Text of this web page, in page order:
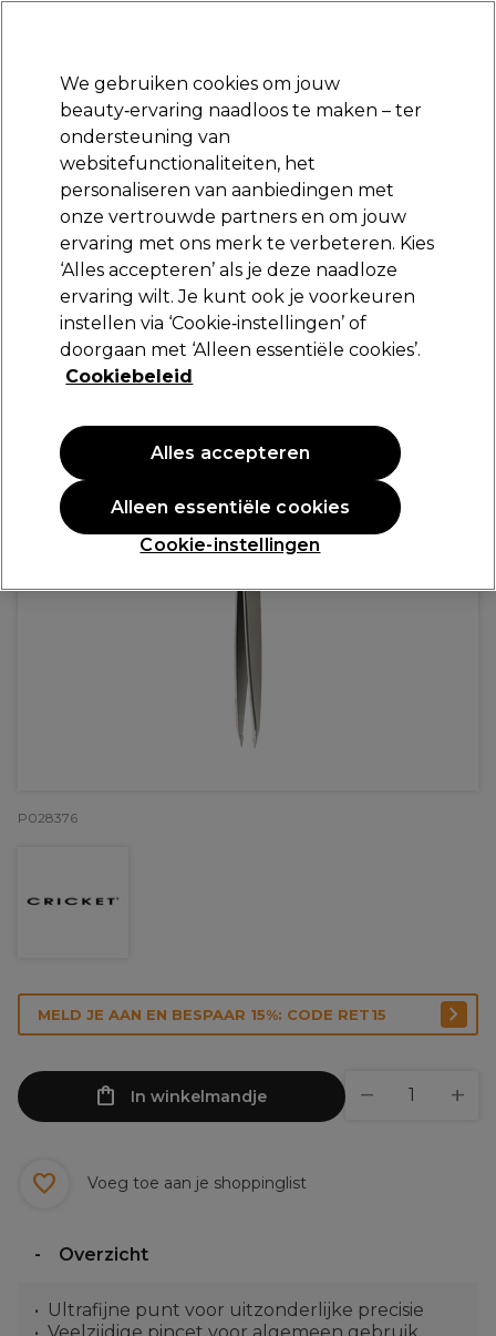
Aanmelden
Merken Deals Haar Elektra
Volgende dag geleverd*
Na verzending, maandag t/m vrijdag
Cricket
Cricket stalen pincet met ultrafijne punt
21,05 €
P028376
MELD JE AAN EN BESPAAR 15%: CODE RET15
In winkelmandje
Voeg toe aan je shoppinglist
Overzicht
Ultrafijne punt voor uitzonderlijke precisie
We gebruiken cookies om jouw
beauty‑ervaring naadloos te maken – ter
ondersteuning van
websitefunctionaliteiten, het
personaliseren van aanbiedingen met
onze vertrouwde partners en om jouw
ervaring met ons merk te verbeteren. Kies
‘Alles accepteren’ als je deze naadloze
ervaring wilt. Je kunt ook je voorkeuren
instellen via ‘Cookie‑instellingen’ of
doorgaan met ‘Alleen essentiële cookies’.
Cookiebeleid
Cookie-instellingen
Alleen essentiële cookies
Alles accepteren